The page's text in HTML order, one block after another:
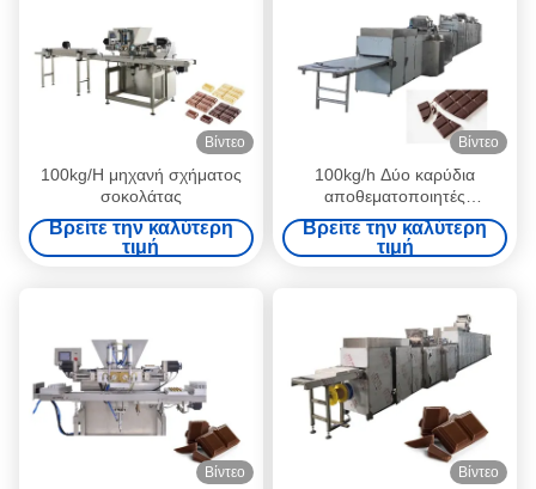
Βίντεο
100kg/H μηχανή σχήματος
σοκολάτας
Βρείτε την καλύτερη
τιμή
Βίντεο
100kg/h Δύο καρύδια
αποθεματοποιητές
Τσακολατένιο μηχανισμό
Βρείτε την καλύτερη
τιμή
Βίντεο Βίντεο